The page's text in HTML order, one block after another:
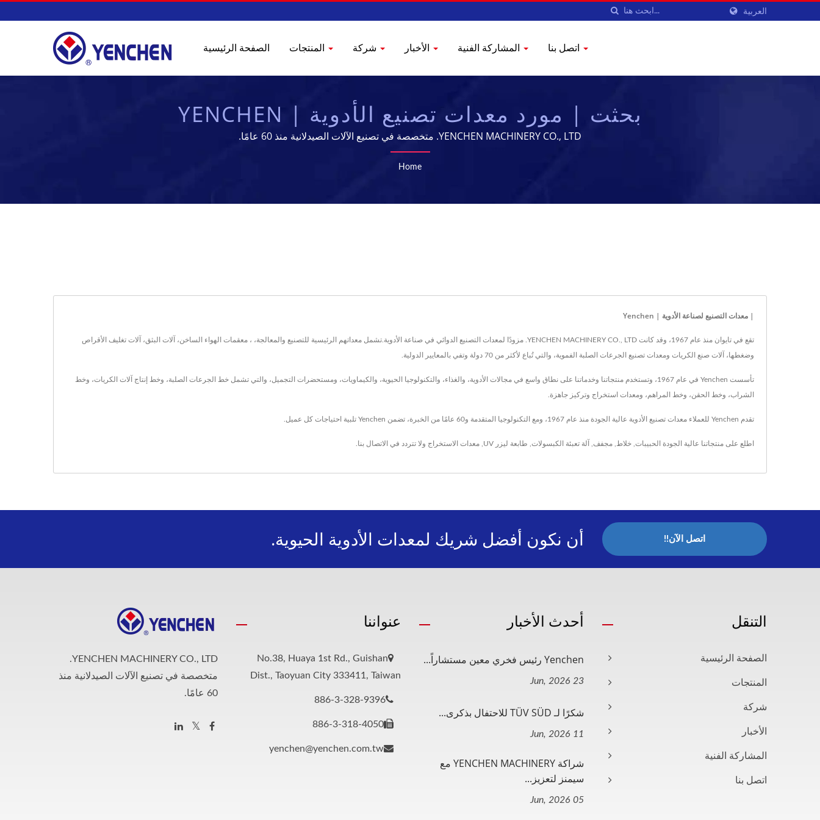
العربية
الصفحة الرئيسية
بحثت | مورد معدات تصنيع الأدوية | YENCHEN
YENCHEN MACHINERY CO., LTD. متخصصة في تصنيع الآلات الصيدلانية منذ 60 عامًا.
Home
| معدات التصنيع لصناعة الأدوية | Yenchen
تقع في تايوان منذ عام 1967، وقد كانت YENCHEN MACHINERY CO., LTD. مزودًا لمعدات التصنيع الدوائي في صناعة الأدوية.تشمل معداتهم الرئيسية للتصنيع والمعالجة، ، معقمات الهواء الساخن، آلات البثق، آلات تغليف الأقراص
وضغطها، آلات صنع الكريات ومعدات تصنيع الجرعات الصلبة الفموية، والتي تُباع لأكثر من 70 دولة وتفي بالمعايير الدولية.
تأسست Yenchen في عام 1967، وتستخدم منتجاتنا وخدماتنا على نطاق واسع في مجالات الأدوية، والغذاء، والتكنولوجيا الحيوية، والكيماويات، ومستحضرات التجميل، والتي تشمل خط الجرعات الصلبة، وخط إنتاج آلات الكريات، وخط
الشراب، وخط الحقن، وخط المراهم، ومعدات استخراج وتركيز جاهزة.
تقدم Yenchen للعملاء معدات تصنيع الأدوية عالية الجودة منذ عام 1967، ومع التكنولوجيا المتقدمة و60 عامًا من الخبرة، تضمن Yenchen تلبية احتياجات كل عميل.
اطلع على منتجاتنا عالية الجودة الحبيبات خلاط مجفف آلة تعبئة الكبسولات طابعة ليزر UV معدات الاستخراج ولا تتردد في الاتصال بنا
أن نكون أفضل شريك لمعدات الأدوية الحيوية. اتصل الآن!!
YENCHEN MACHINERY CO., LTD.
متخصصة في تصنيع الآلات الصيدلانية منذ
60 عامًا.
عنواننا
No.38, Huaya 1st Rd., Guishan
Dist., Taoyuan City 333411, Taiwan
886-3-328-9396
886-3-318-4050
yenchen@yenchen.com.tw
أحدث الأخبار
Yenchen رئيس فخري معين مستشاراً...
23 Jun, 2026
شكرًا لـ TÜV SÜD للاحتفال بذكرى...
11 Jun, 2026
شراكة YENCHEN MACHINERY مع
سيمنز لتعزيز...
05 Jun, 2026
التنقل
الصفحة الرئيسية
المنتجات
شركة
الأخبار
المشاركة الفنية
اتصل بنا